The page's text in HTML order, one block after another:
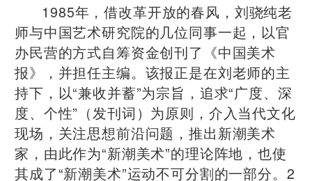
1985年，借改革开放的春风，刘骁纯老
师与中国艺术研究院的几位同事一起，以官
办民营的方式自筹资金创刊了《中国美术
报》，并担任主编。该报正是在刘老师的主
持下，以“兼收并蓄”为宗旨，追求“广度、深
度、个性”（发刊词）为原则，介入当代文化
现场，关注思想前沿问题，推出新潮美术
家，由此作为“新潮美术”的理论阵地，也使
其成了“新潮美术”运动不可分割的一部分。2